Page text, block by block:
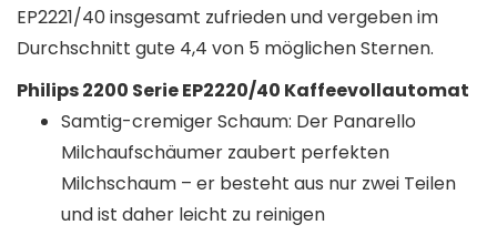
EP2221/40 insgesamt zufrieden und vergeben im
Durchschnitt gute 4,4 von 5 möglichen Sternen.
Philips 2200 Serie EP2220/40 Kaffeevollautomat
Samtig-cremiger Schaum: Der Panarello
Milchaufschäumer zaubert perfekten
Milchschaum – er besteht aus nur zwei Teilen
und ist daher leicht zu reinigen